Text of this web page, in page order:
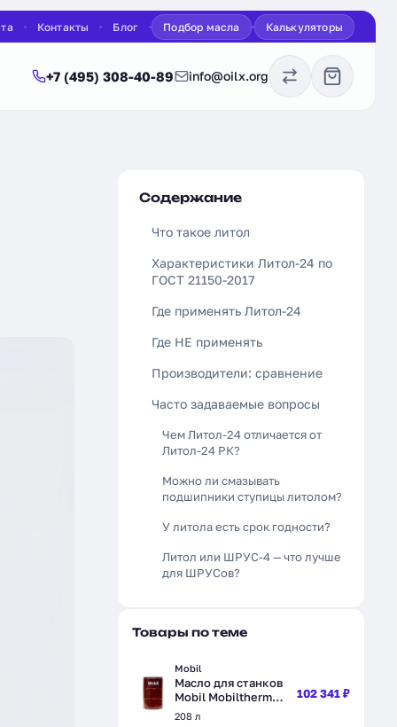
Контакты Блог Подбор масла Калькуляторы
+7 (495) 308-40-89 info@oilx.org
Содержание
Что такое литол
Характеристики Литол-24 по
ГОСТ 21150-2017
Где применять Литол-24
Где НЕ применять
Производители: сравнение
Часто задаваемые вопросы
Чем Литол-24 отличается от
Литол-24 РК?
Можно ли смазывать
подшипники ступицы литолом?
У литола есть срок годности?
Литол или ШРУС-4 — что лучше
для ШРУСов?
Товары по теме
Mobil
Масло для станков
Mobil Mobiltherm
603, синтетическое,
208 л
102 341 ₽